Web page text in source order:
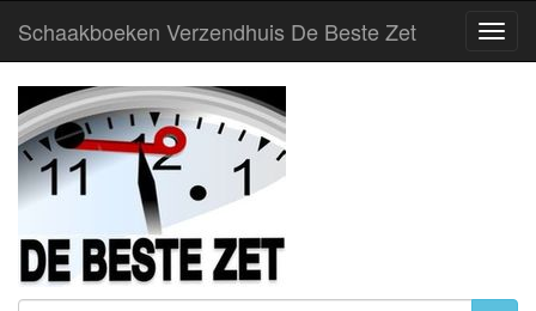
Schaakboeken Verzendhuis De Beste Zet